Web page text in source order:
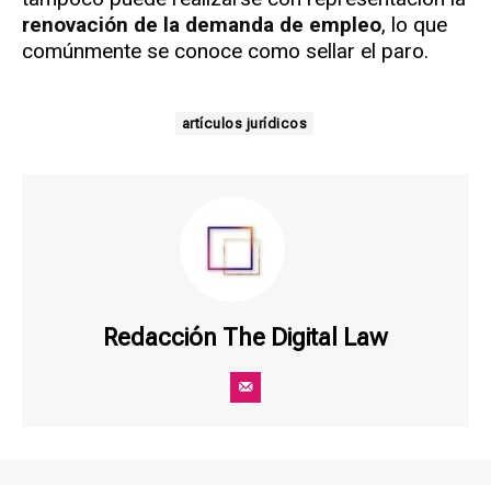
renovación de la demanda de empleo, lo que
comúnmente se conoce como sellar el paro.
artículos jurídicos
Redacción The Digital Law